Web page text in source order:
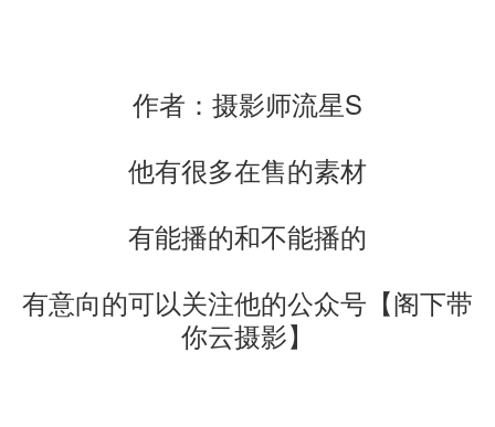
作者：摄影师流星S
他有很多在售的素材
有能播的和不能播的
有意向的可以关注他的公众号【阁下带
你云摄影】